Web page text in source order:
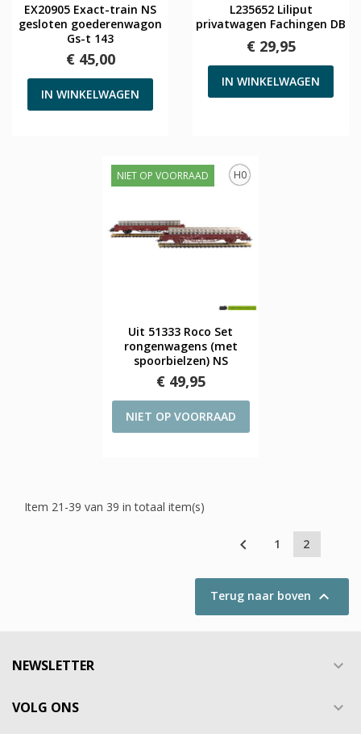
EX20905 Exact-train NS
gesloten goederenwagon
Gs-t 143
€ 45,00
IN WINKELWAGEN
L235652 Liliput
privatwagen Fachingen DB
€ 29,95
IN WINKELWAGEN
H0
NIET OP VOORRAAD
Uit 51333 Roco Set
rongenwagens (met
spoorbielzen) NS
€ 49,95
NIET OP VOORRAAD
Item 21-39 van 39 in totaal item(s)
 1 2
Terug naar boven 
NEWSLETTER 
VOLG ONS 